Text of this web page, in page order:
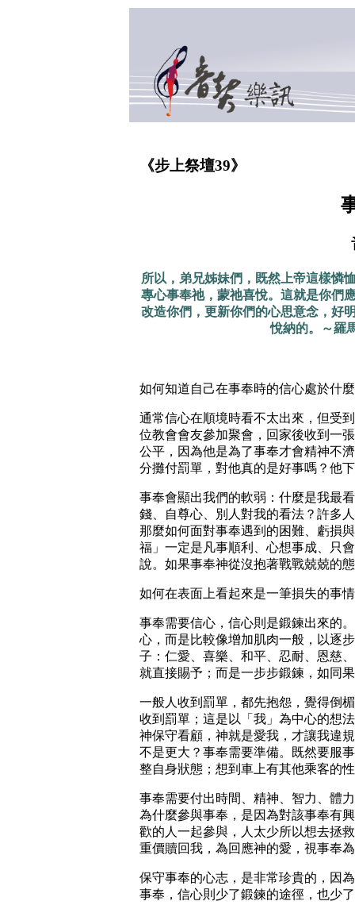
《步上祭壇39》
所以，弟兄姊妹們，既然上帝這樣憐
專心事奉祂，蒙祂喜悅。這就是你們
改造你們，更新你們的心思意念，好
悅納的。～羅
如何知道自己在事奉時的信心處於什
通常信心在順境時看不太出來，但受
位教會會友參加聚會，回家後收到一
公平，因為他是為了事奉才會精神不
分攤付罰單，對他真的是好事嗎？他
事奉會顯出我們的軟弱：什麼是我最
錢、自尊心、別人對我的看法？許多
那麼如何面對事奉遇到的困難、虧損
福」一定是凡事順利、心想事成、只
說。如果事奉神從沒抱著戰戰兢兢的
如何在表面上看起來是一筆損失的事
事奉需要信心，信心則是鍛鍊出來的
心，而是比較像增加肌肉一般，以逐
子：仁愛、喜樂、和平、忍耐、恩慈
就直接賜予；而是一步步鍛鍊，如同
一般人收到罰單，都先抱怨，覺得倒
收到罰單；這是以「我」為中心的想
神保守看顧，神就是愛我，才讓我違
不是更大？事奉需要準備。既然要服
整自身狀態；想到車上有其他乘客的
事奉需要付出時間、精神、智力、體
為什麼參與事奉，是因為對該事奉有
歡的人一起參與，人太少所以想去拯
重價贖回我，為回應神的愛，視事奉
保守事奉的心志，是非常珍貴的，因
事奉，信心則少了鍛鍊的途徑，也少